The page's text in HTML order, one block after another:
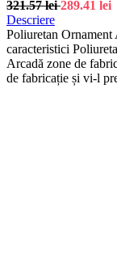
321.57lei 289.41 lei
Descriere
Poliuretan Ornament
caracteristici
Arcadă zone de
de fabricație și vi-l